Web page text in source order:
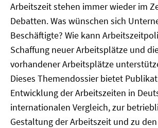
Arbeitszeit stehen immer wieder im
Debatten. Was wünschen sich
Beschäftigte? Wie kann
Schaffung neuer Arbeitsplätze und
vorhandener Arbeitsplätze
Dieses Themendossier bietet
Entwicklung der Arbeitszeiten in
internationalen Vergleich, zur
Gestaltung der Arbeitszeit und zu den